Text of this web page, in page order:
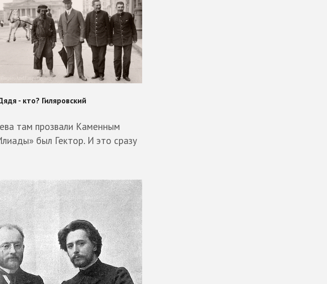
там прозвали Каменным
был Гектор. И это сразу